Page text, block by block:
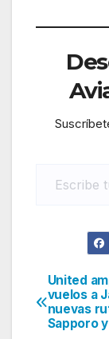
de
United
vuelos a
nuevas
Sapporo